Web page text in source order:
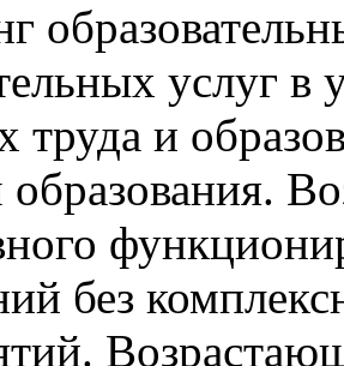
услуг
труда и
образования.
без